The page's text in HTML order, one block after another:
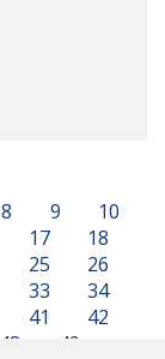
8 9
10
17
18
25
26
33
34
41
42
48 49